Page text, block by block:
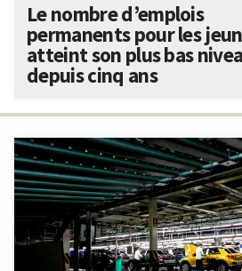
Le nombre d’emplois
permanents pour les
atteint son plus bas
depuis cinq ans